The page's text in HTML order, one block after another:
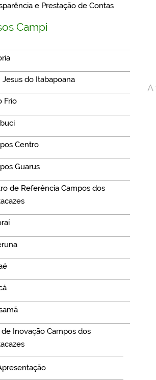
e Prestação de Contas
Campi
Jesus do Itabapoana
Frio
Centro
Guarus
de Referência Campos dos
de Inovação Campos dos
A